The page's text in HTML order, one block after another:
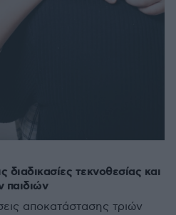
διαδικασίες τεκνοθεσίας και
παιδιών
αποκατάστασης τριών